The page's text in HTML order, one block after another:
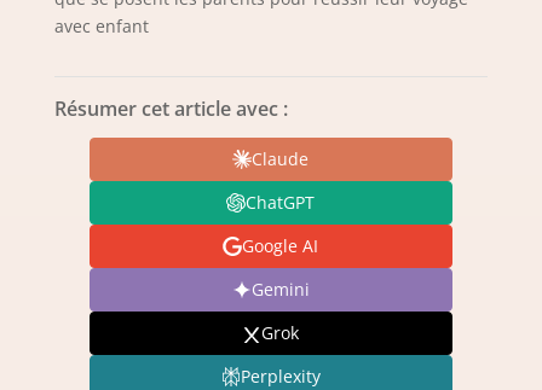
avec enfant
Résumer cet article avec :
Claude
ChatGPT
Google AI
Gemini
Grok
Perplexity